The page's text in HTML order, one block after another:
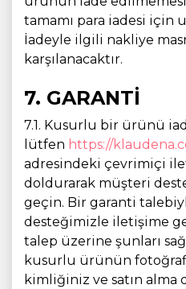
tamamı para iadesi için
İadeyle ilgili nakliye
karşılanacaktır.
7. GARANTİ
7.1. Kusurlu bir ürünü
lütfen https://
adresindeki çevrimiçi
doldurarak müşteri
geçin. Bir garanti
desteğimizle iletişime
talep üzerine şunları
kusurlu ürünün
kimliğiniz ve satın